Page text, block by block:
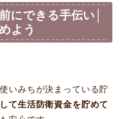
にできる手伝い│
よう
いみちが決まっている貯
て生活防衛資金を貯めて